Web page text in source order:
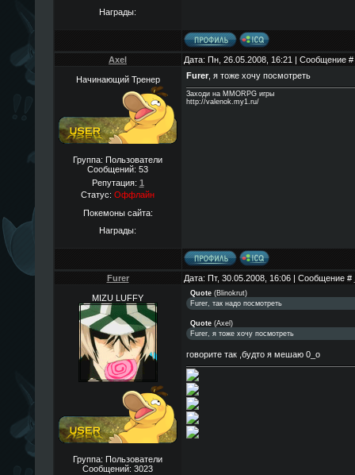
Награды:
Axel Дата: Пн, 26.05.2008, 16:21 | Сообщение #
Начинающий Тренер
Группа: Пользователи
Сообщений: 53
Репутация: 1
Статус: Оффлайн
Покемоны сайта:
Награды:
Furer, я тоже хочу посмотреть
Заходи на MMORPG игры
http://valenok.my1.ru/
Furer Дата: Пт, 30.05.2008, 16:06 | Сообщение #
MIZU LUFFY
Группа: Пользователи
Сообщений: 3023
Quote(Blinokrut)
Furer, так надо посмотреть
Quote(Axel )
Furer, я тоже хочу посмотреть
говорите так ,будто я мешаю 0_о